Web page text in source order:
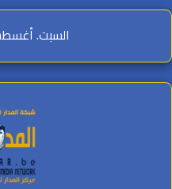
السبت. أغسطس 8th, 2026